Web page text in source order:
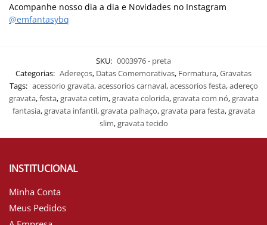
Acompanhe nosso dia a dia e Novidades no Instagram
@emfantasybq
SKU: 0003976 - preta
Categorias: Adereços, Datas Comemorativas, Formatura,Gravatas
Tags: acessorio gravata,acessorios carnaval,acessorios festa,adereço
gravata,festa,gravata cetim,gravata colorida,gravata com nó,gravata
fantasia,gravata infantil,gravata palhaço,gravata para festa,gravata
slim,gravata tecido
INSTITUCIONAL
Minha Conta
Meus Pedidos